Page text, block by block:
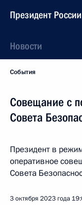
Президент России
Новости
События
Совещание с
Совета
Президент в
оперативное
Совета
3 октября 2023 года